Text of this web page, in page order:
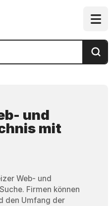
und
mit
Web- und
Firmen können
den Umfang der